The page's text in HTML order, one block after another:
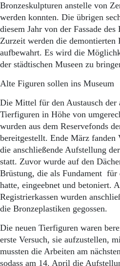
Bronzeskulpturen anstelle von
werden konnten. Die übrigen
diesem Jahr von der Fassade
Zurzeit werden die demontierten
aufbewahrt. Es wird die
der städtischen Museen zu
Alte Figuren sollen ins Museum
Die Mittel für den Austausch der
Tierfiguren in Höhe von
wurden aus dem Reservefonds
bereitgestellt. Ende März fanden
die anschließende Aufstellung
statt. Zuvor wurde auf den
Brüstung, die als Fundament für
hatte, eingeebnet und betoniert.
Registrierkassen wurden
die Bronzeplastiken gegossen.
Die neuen Tierfiguren waren
erste Versuch, sie aufzustellen,
mussten die Arbeiten am
sodass am 14. April die